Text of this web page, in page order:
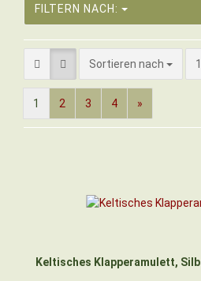
FILTERN NACH:
Sortieren nach
Sortieren nach
1 2 3 4 »
Keltisches Klapperamulett,